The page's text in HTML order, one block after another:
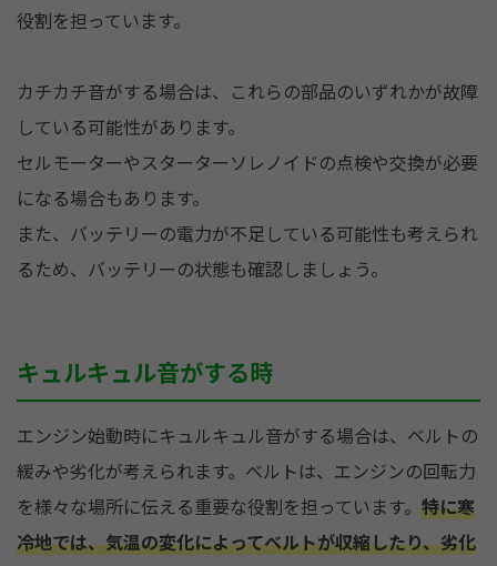
役割を担っています。
カチカチ音がする場合は、これらの部品のいずれかが故障
している可能性があります。
セルモーターやスターターソレノイドの点検や交換が必要
になる場合もあります。
また、バッテリーの電力が不足している可能性も考えられ
るため、バッテリーの状態も確認しましょう。
キュルキュル音がする時
エンジン始動時にキュルキュル音がする場合は、ベルトの
緩みや劣化が考えられます。ベルトは、エンジンの回転力
を様々な場所に伝える重要な役割を担っています。 特に寒
冷地では、気温の変化によってベルトが収縮したり、劣化